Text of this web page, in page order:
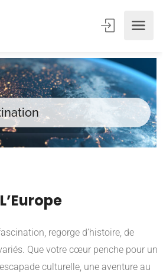
L’Europe
regorge d’histoire, de
Que votre cœur penche pour un
culturelle, une aventure au